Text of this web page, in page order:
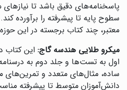
پاسخنامه‌های دقیق باشد تا
سطوح پایه تا پیشرفته را برآورده
معتبر، چند کتاب برجسته در این حوزه
میکرو طلایی هندسه گاج: این کتاب
اول به تست‌ها و جلد دوم به
ساده، مثال‌های متعدد و تمرین‌های
دانش‌آموزان متوسط تا پیشرفته